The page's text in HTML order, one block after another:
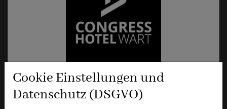
Cookie Einstellungen und
Datenschutz (DSGVO)
DEKRA Congresshotel & DEKRA Congress
Center Wart